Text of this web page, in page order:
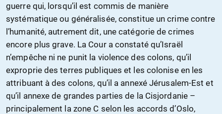
guerre qui, lorsqu’il est commis de manière
systématique ou généralisée, constitue un crime contre
l’humanité, autrement dit, une catégorie de crimes
encore plus grave. La Cour a constaté qu’Israël
n’empêche ni ne punit la violence des colons, qu’il
exproprie des terres publiques et les colonise en les
attribuant à des colons, qu’il a annexé Jérusalem-Est et
qu’il annexe de grandes parties de la Cisjordanie –
principalement la zone C selon les accords d’Oslo,